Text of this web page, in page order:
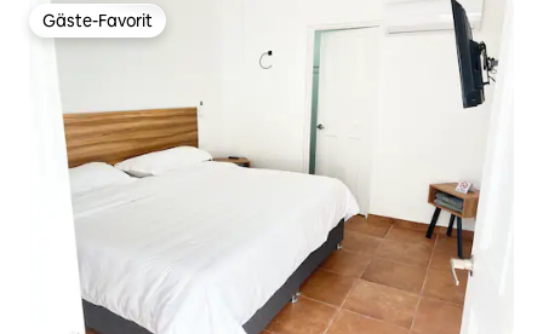
Gäste-Favorit
Gäste-Favorit